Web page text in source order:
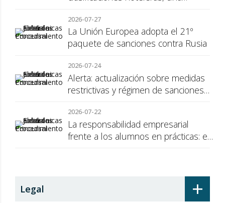
consumidor
2026-07-27
La Unión Europea adopta el 21º
paquete de sanciones contra Rusia
2026-07-24
Alerta: actualización sobre medidas
restrictivas y régimen de sanciones
2026-07-22
La responsabilidad empresarial
frente a los alumnos en prácticas: el
+
Legal